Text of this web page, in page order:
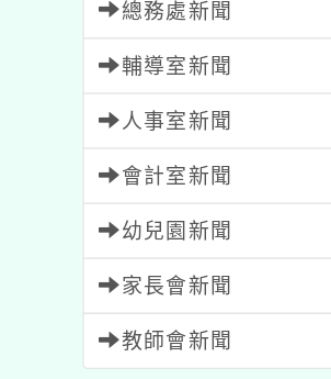
總務處新聞
輔導室新聞
人事室新聞
會計室新聞
幼兒園新聞
家長會新聞
教師會新聞